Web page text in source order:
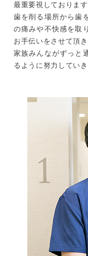
最重要視しております
歯を削る場所から歯
の痛みや不快感を取
お手伝いをさせて頂き
家族みんながずっと
るように努力してい